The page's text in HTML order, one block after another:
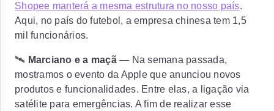
Shopee manterá a mesma estrutura no nosso país.
Aqui, no país do futebol, a empresa chinesa tem 1,5
mil funcionários.
🛰️ Marciano e a maçã— Na semana passada,
mostramos o evento da Apple que anunciou novos
produtos e funcionalidades. Entre elas, a ligação via
satélite para emergências. A fim de realizar esse